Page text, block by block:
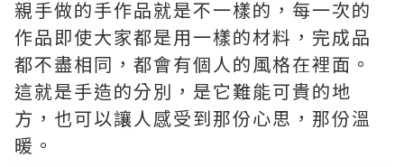
親手做的手作品就是不一樣的，每一次的
作品即使大家都是用一樣的材料，完成品
都不盡相同，都會有個人的風格在裡面。
這就是手造的分別，是它難能可貴的地
方，也可以讓人感受到那份心思，那份溫
暖。